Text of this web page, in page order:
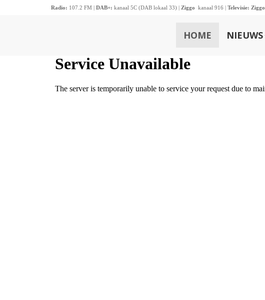
Radio: 107.2 FM | DAB+: kanaal 5C (DAB lokaal 33) | Ziggo kanaal 916 | Televisie: Ziggo
HOME NIEUWS